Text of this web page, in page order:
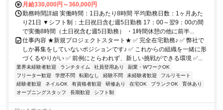
月給330,000円～360,000円
勤務時間詳細 実働時間：1日あたり8時間 平均勤務日数：1ヶ月あた
り21日 ▼シフト制：土日祝日含む週5日勤務 17：00～翌9：00の間
で実働8時間（土日祝含む週5日勤務） ・1時間休憩の他に前半...
仕事内容 ★新規プロジェクトスタート★ ✅ 完全在宅勤務♪ ✅ 弊社で
しか募集をしていないポジションです♪ ✅ これからの組織を一緒に形
づくるやりがい ✅ 前例にとらわれず、新しい挑戦ができる環境 ✅...
業界未経験者歓迎 ランチタイム 社員登用あり
副業・WワークOK
フリーター歓迎
学歴不問 転勤なし 経験不問 未経験者歓迎
フルリモート
経験者歓迎
ネイルOK 有資格者歓迎 研修あり 在宅OK ブランクOK
育休あり
オープニングスタッフ
長期歓迎 シフト制